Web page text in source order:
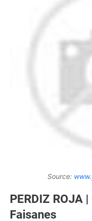
Source:
PERDIZ ROJA
Faisanes